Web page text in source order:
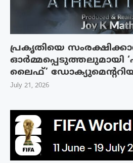
പ്രകൃതിയെ
ഓർമ്മപ്പെടുത്തലുമായി
ലൈഫ്’
July 21, 2026